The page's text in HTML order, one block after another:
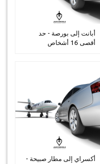
أبانت إلى بورصة - حد
أقصى 16 أشخاص
أكسراي إلى مطار صبيحة -